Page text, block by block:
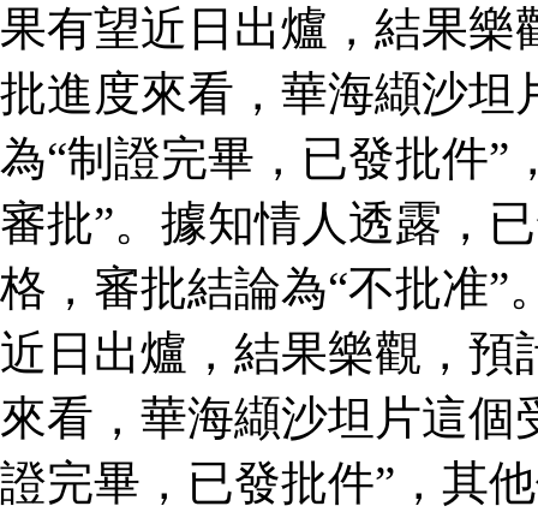
果有望近日出爐，結果樂
批進度來看，華海纈沙坦
為“制證完畢，已發批件”
審批”。據知情人透露，
格，審批結論為“不批准”
近日出爐，結果樂觀，預
來看，華海纈沙坦片這個
證完畢，已發批件”，其